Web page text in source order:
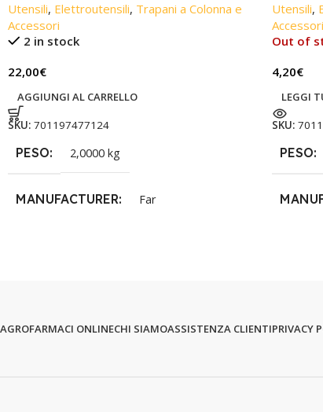
Utensili, Elettroutensili, Trapani a Colonna e
Accessori
2 in stock
22,00€
AGGIUNGI AL CARRELLO
SKU: 701197477124
PESO 2,0000 kg
MANUFACTURER Far
Utensili,
Accessori
Out of
4,20€
LEGGI
SKU:
PESO
AGROFARMACI ONLINECHI SIAMOASSISTENZA CLIENTIPRIVACY